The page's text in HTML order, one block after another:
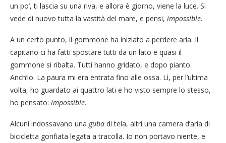
un po’, ti lascia su una riva, e allora è giorno, viene la luce. Si
vede di nuovo tutta la vastità del mare, e pensi, impossible.
A un certo punto, il gommone ha iniziato a perdere aria. Il
capitano ci ha fatti spostare tutti da un lato e quasi il
gommone si ribalta. Tutti hanno gridato, e dopo pianto.
Anch’io. La paura mi era entrata fino alle ossa. Lì, per l’ultima
volta, ho guardato ai quattro lati e ho visto sempre lo stesso,
ho pensato: impossible.
Alcuni indossavano una guba di tela, altri una camera d’aria di
bicicletta gonfiata legata a tracolla. Io non portavo niente, e